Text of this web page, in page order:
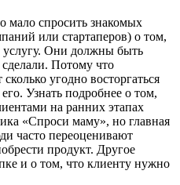
мало спросить знакомых
или стартаперов) о том,
Они должны быть
сделали. Потому что
угодно восторгаться
Узнать подробнее о том,
на ранних этапах
«Спроси маму», но главная
часто переоценивают
продукт. Другое
и о том, что клиенту нужно